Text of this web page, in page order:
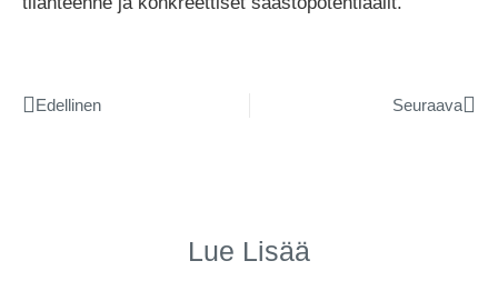
Edellinen Seuraava
Lue Lisää